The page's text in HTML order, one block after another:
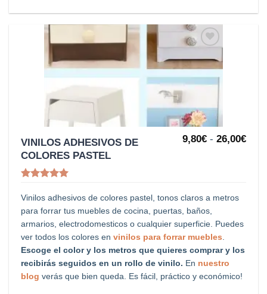
producto
a la
lista de
deseos
VINILOS ADHESIVOS DE
COLORES PASTEL
con5 de 5
9,80€ - 26,00€
Vinilos adhesivos de colores pastel, tonos claros a metros
para forrar tus muebles de cocina, puertas, baños,
armarios, electrodomesticos o cualquier superficie. Puedes
ver todos los colores envinilos para forrar muebles
Escoge el color y los metros que quieres comprar y los
recibirás seguidos en un rollo de vinilo. En nuestro
blog verás que bien queda. Es fácil, práctico y económico!
Este
producto
tiene
variantes.
Las
opciones
se
pueden